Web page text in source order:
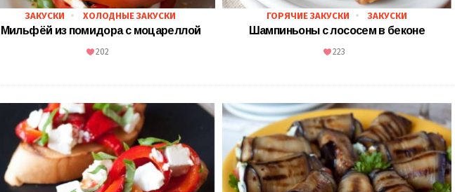
ЗАКУСКИ ХОЛОДНЫЕ ЗАКУСКИ
Мильфёй из помидора с моцареллой
202
ГОРЯЧИЕ ЗАКУСКИ ЗАКУСКИ
Шампиньоны с лососем в беконе
223